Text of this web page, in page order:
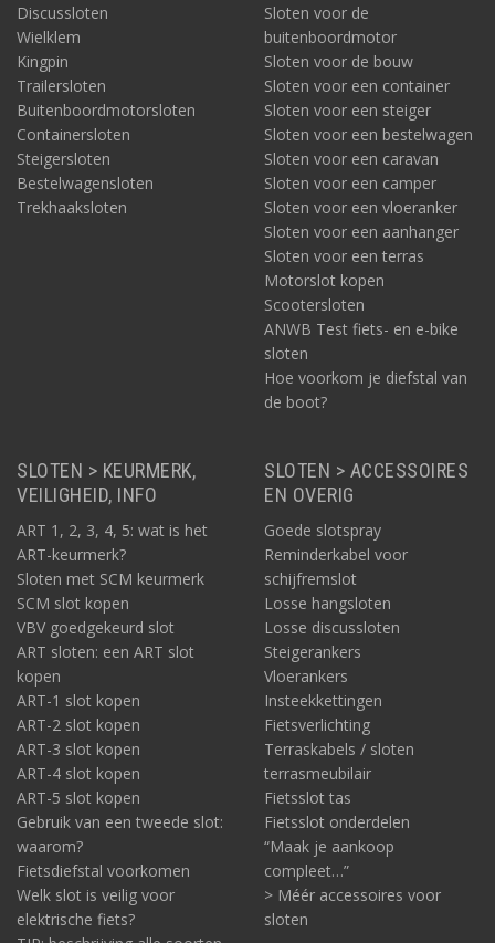
Discussloten
Wielklem
Kingpin
Trailersloten
Buitenboordmotorsloten
Containersloten
Steigersloten
Bestelwagensloten
Trekhaaksloten
Sloten voor de
buitenboordmotor
Sloten voor de bouw
Sloten voor een container
Sloten voor een steiger
Sloten voor een bestelwagen
Sloten voor een caravan
Sloten voor een camper
Sloten voor een vloeranker
Sloten voor een aanhanger
Sloten voor een terras
Motorslot kopen
Scootersloten
ANWB Test fiets- en e-bike
sloten
Hoe voorkom je diefstal van
de boot?
SLOTEN > KEURMERK,
VEILIGHEID, INFO
ART 1, 2, 3, 4, 5: wat is het
ART-keurmerk?
Sloten met SCM keurmerk
SCM slot kopen
VBV goedgekeurd slot
ART sloten: een ART slot
kopen
ART-1 slot kopen
ART-2 slot kopen
ART-3 slot kopen
ART-4 slot kopen
ART-5 slot kopen
Gebruik van een tweede slot:
waarom?
Fietsdiefstal voorkomen
Welk slot is veilig voor
elektrische fiets?
SLOTEN > ACCESSOIRES
EN OVERIG
Goede slotspray
Reminderkabel voor
schijfremslot
Losse hangsloten
Losse discussloten
Steigerankers
Vloerankers
Insteekkettingen
Fietsverlichting
Terraskabels / sloten
terrasmeubilair
Fietsslot tas
Fietsslot onderdelen
“Maak je aankoop
compleet…”
> Méér accessoires voor
sloten